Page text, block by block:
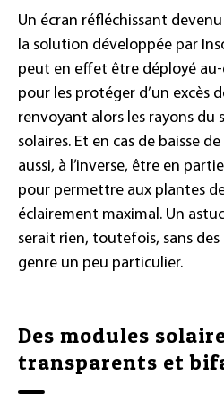
Un écran réfléchissant
la solution développée par
peut en effet être déployé au-
pour les protéger d’un excès
renvoyant alors les rayons du
solaires. Et en cas de baisse
aussi, à l’inverse, être en
pour permettre aux plantes
éclairement maximal. Un
serait rien, toutefois, sans des
genre un peu particulier.
Des modules
transparents et